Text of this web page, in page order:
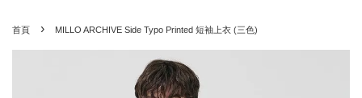
首頁 › MILLO ARCHIVE Side Typo Printed 短袖上衣 (三色)